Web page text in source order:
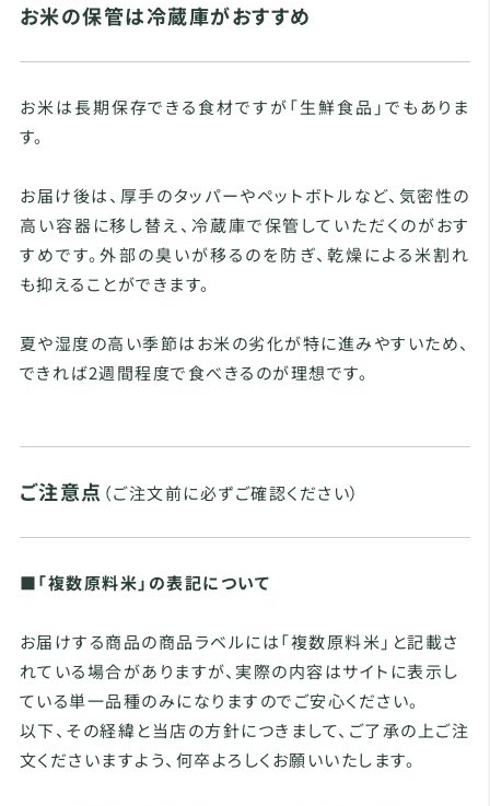
お米の保管は冷蔵庫がおすすめ
お米は長期保存できる食材ですが「生鮮食品」でもありま
す。
お届け後は、厚手のタッパーやペットボトルなど、気密性の
高い容器に移し替え、冷蔵庫で保管していただくのがおす
すめです。外部の臭いが移るのを防ぎ、乾燥による米割れ
も抑えることができます。
夏や湿度の高い季節はお米の劣化が特に進みやすいため、
できれば2週間程度で食べきるのが理想です。
ご注意点 （ご注文前に必ずご確認ください）
■「複数原料米」の表記について
お届けする商品の商品ラベルには「複数原料米」と記載さ
れている場合がありますが、実際の内容はサイトに表示し
ている単一品種のみになりますのでご安心ください。
以下、その経緯と当店の方針につきまして、ご了承の上ご注
文くださいますよう、何卒よろしくお願いいたします。